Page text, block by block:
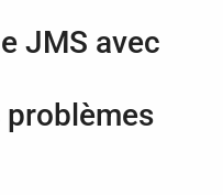
JMS avec